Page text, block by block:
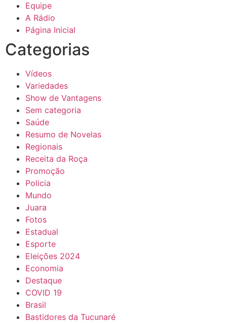
Equipe
A Rádio
Página Inicial
Categorias
Vídeos
Variedades
Show de Vantagens
Sem categoria
Saúde
Resumo de Novelas
Regionais
Receita da Roça
Promoção
Policia
Mundo
Juara
Fotos
Estadual
Esporte
Eleições 2024
Economia
Destaque
COVID 19
Brasil
Bastidores da Tucunaré